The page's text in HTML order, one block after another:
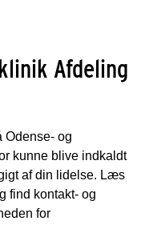
Afdeling
Odense- og
kunne blive indkaldt
af din lidelse. Læs
find kontakt- og
for